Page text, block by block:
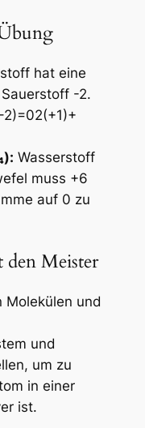
hat eine
-2.
Wasserstoff
muss +6
auf 0 zu
Meister
Molekülen und
und
um zu
in einer
ist.